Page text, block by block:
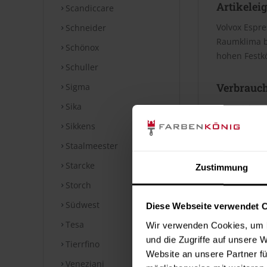
Zustimmung
Diese Webseite verwendet
Wir verwenden Cookies,
und die Zugriffe auf unsere
Website an unsere Partner
Scandiccare
Schneider
Schönox
Schuller
Sigma
Sika
Sikkens
Staalmeester
Starcke
Storch
Südwest
Tesa
Tierrfino
Veneziani
Volvox
Raumklima
hohen
Die
Bei diesen
⤓
Hinweise